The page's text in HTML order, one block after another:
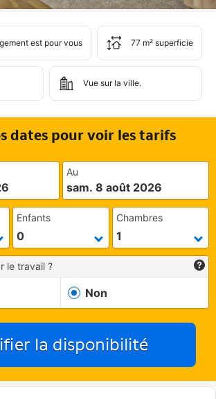
est pour vous 77 m² superficie
Vue sur la ville.
dates pour voir les tarifs
Au
sam. 8 août 2026
Enfants Chambres
le travail ?
Non
la disponibilité